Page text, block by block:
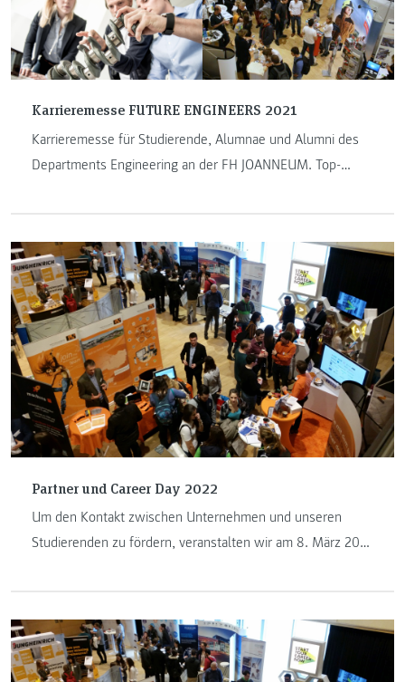
Karrieremesse FUTURE ENGINEERS 2021
Karrieremesse für Studierende, Alumnae und Alumni des
Departments Engineering an der FH JOANNEUM. Top-
Praktika oder die Praxis während eines dualen Studiums
sowie über aktuelle Stellenangebote.
Partner und Career Day 2022
Um den Kontakt zwischen Unternehmen und unseren
Studierenden zu fördern, veranstalten wir am 8. März 2022